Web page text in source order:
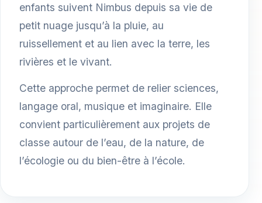
enfants suivent Nimbus depuis sa vie de
petit nuage jusqu’à la pluie, au
ruissellement et au lien avec la terre, les
rivières et le vivant.
Cette approche permet de relier sciences,
langage oral, musique et imaginaire. Elle
convient particulièrement aux projets de
classe autour de l’eau, de la nature, de
l’écologie ou du bien-être à l’école.